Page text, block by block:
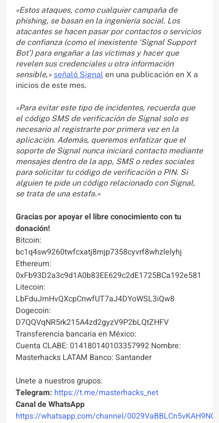
«Estos ataques, como cualquier campaña de
phishing, se basan en la ingeniería social. Los
atacantes se hacen pasar por contactos o servicios
de confianza (como el inexistente ‘Signal Support
Bot’) para engañar a las víctimas y hacer que
revelen sus credenciales u otra información
sensible,» señaló Signal en una publicación en X a
inicios de este mes.
«Para evitar este tipo de incidentes, recuerda que
el código SMS de verificación de Signal solo es
necesario al registrarte por primera vez en la
aplicación. Además, queremos enfatizar que el
soporte de Signal nunca iniciará contacto mediante
mensajes dentro de la app, SMS o redes sociales
para solicitar tu código de verificación o PIN. Si
alguien te pide un código relacionado con Signal,
se trata de una estafa.»
Gracias por apoyar el libre conocimiento con tu
donación!
Bitcoin:
bc1q4sw9260twfcxatj8mjp7358cyvrf8whzlelyhj
Ethereum:
0xFb93D2a3c9d1A0b83EE629c2dE1725BCa192e581
Litecoin:
LbFduJmHvQXcpCnwfUT7aJ4DYoWSL3iQw8
Dogecoin:
D7QQVqNR5rk215A4zd2gyzV9P2bLQtZHFV
Transferencia bancaria en México:
Cuenta CLABE: 014180140103357992 Nombre:
Masterhacks LATAM Banco: Santander
Unete a nuestros grupos:
Telegram: https://t.me/masterhacks_net
Canal de WhatsApp
https://whatsapp.com/channel/